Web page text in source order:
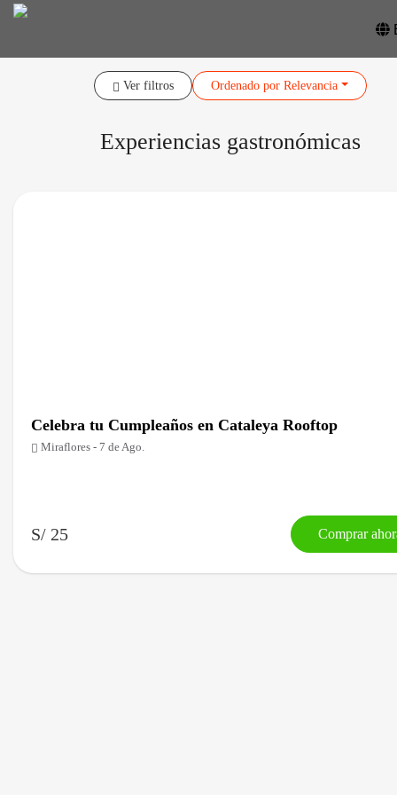
Ver filtros Ordenadopor Relevancia
Experiencias gastronómicas
Celebra tu Cumpleaños en Cataleya Rooftop
Miraflores - 7 de Ago.
S/ 25 Comprar